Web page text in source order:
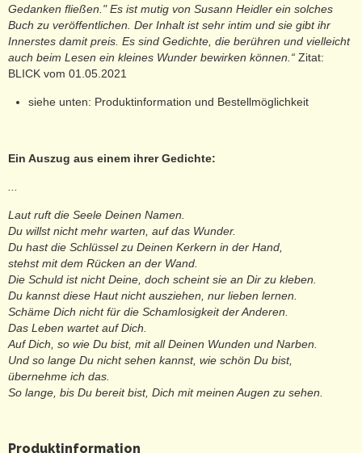
Gedanken fließen." Es ist mutig von Susann Heidler ein solches
Buch zu veröffentlichen. Der Inhalt ist sehr intim und sie gibt ihr
Innerstes damit preis. Es sind Gedichte, die berühren und vielleicht
auch beim Lesen ein kleines Wunder bewirken können.“ Zitat:
BLICK vom 01.05.2021
siehe unten: Produktinformation und Bestellmöglichkeit
Ein Auszug aus einem ihrer Gedichte:
Laut ruft die Seele Deinen Namen.
Du willst nicht mehr warten, auf das Wunder.
Du hast die Schlüssel zu Deinen Kerkern in der Hand,
stehst mit dem Rücken an der Wand.
Die Schuld ist nicht Deine, doch scheint sie an Dir zu kleben.
Du kannst diese Haut nicht ausziehen, nur lieben lernen.
Schäme Dich nicht für die Schamlosigkeit der Anderen.
Das Leben wartet auf Dich.
Auf Dich, so wie Du bist, mit all Deinen Wunden und Narben.
Und so lange Du nicht sehen kannst, wie schön Du bist,
übernehme ich das.
So lange, bis Du bereit bist, Dich mit meinen Augen zu sehen.
Produktinformation